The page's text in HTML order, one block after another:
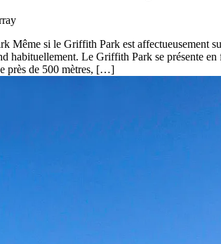
Même si le Griffith Park est affectueusement
habituellement. Le Griffith Park se présente
près de 500 mètres, […]